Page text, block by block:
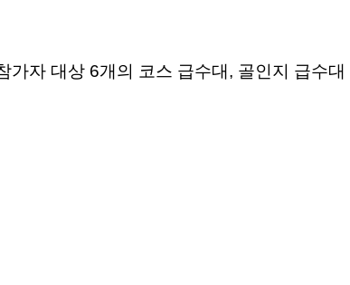
가자 대상 6개의 코스 급수대 , 골인지 급수대